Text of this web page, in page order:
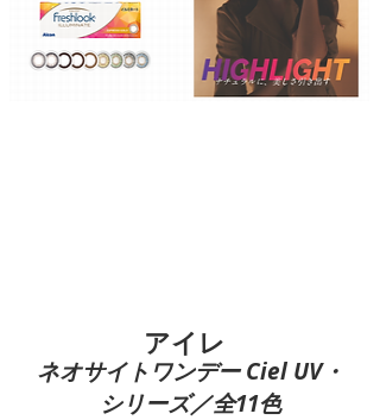
​アイレ
​ネオサイトワンデー Ciel UV・
シリーズ／全11色